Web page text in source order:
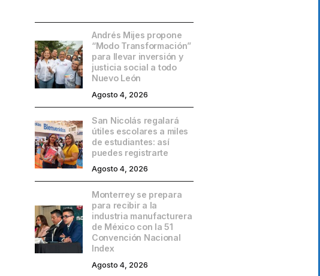
Andrés Mijes propone
“Modo Transformación”
para llevar inversión y
justicia social a todo
Nuevo León
Agosto 4, 2026
San Nicolás regalará
útiles escolares a miles
de estudiantes: así
puedes registrarte
Agosto 4, 2026
Monterrey se prepara
para recibir a la
industria manufacturera
de México con la 51
Convención Nacional
Index
Agosto 4, 2026